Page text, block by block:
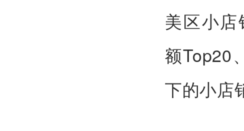
美区小
额Top20
下的小店